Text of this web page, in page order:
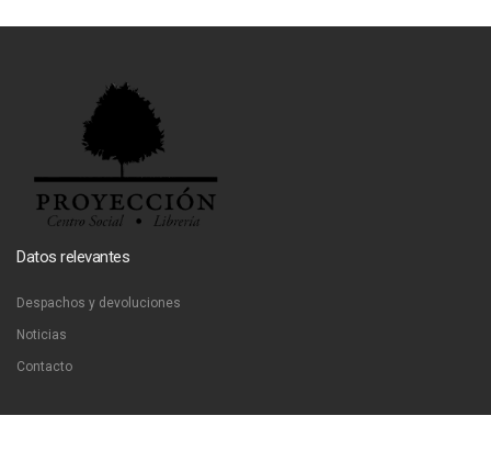
Datos relevantes
Despachos y devoluciones
Noticias
Contacto